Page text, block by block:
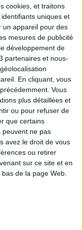
cookies, et traitons
uniques et
un appareil pour des
mesures de publicité
développement de
partenaires et nous-
En cliquant, vous
Vous
plus détaillées et
ou pour refuser de
que certains
peuvent ne pas
avez le droit de vous
ou retirer
sur ce site et en
de la page Web.